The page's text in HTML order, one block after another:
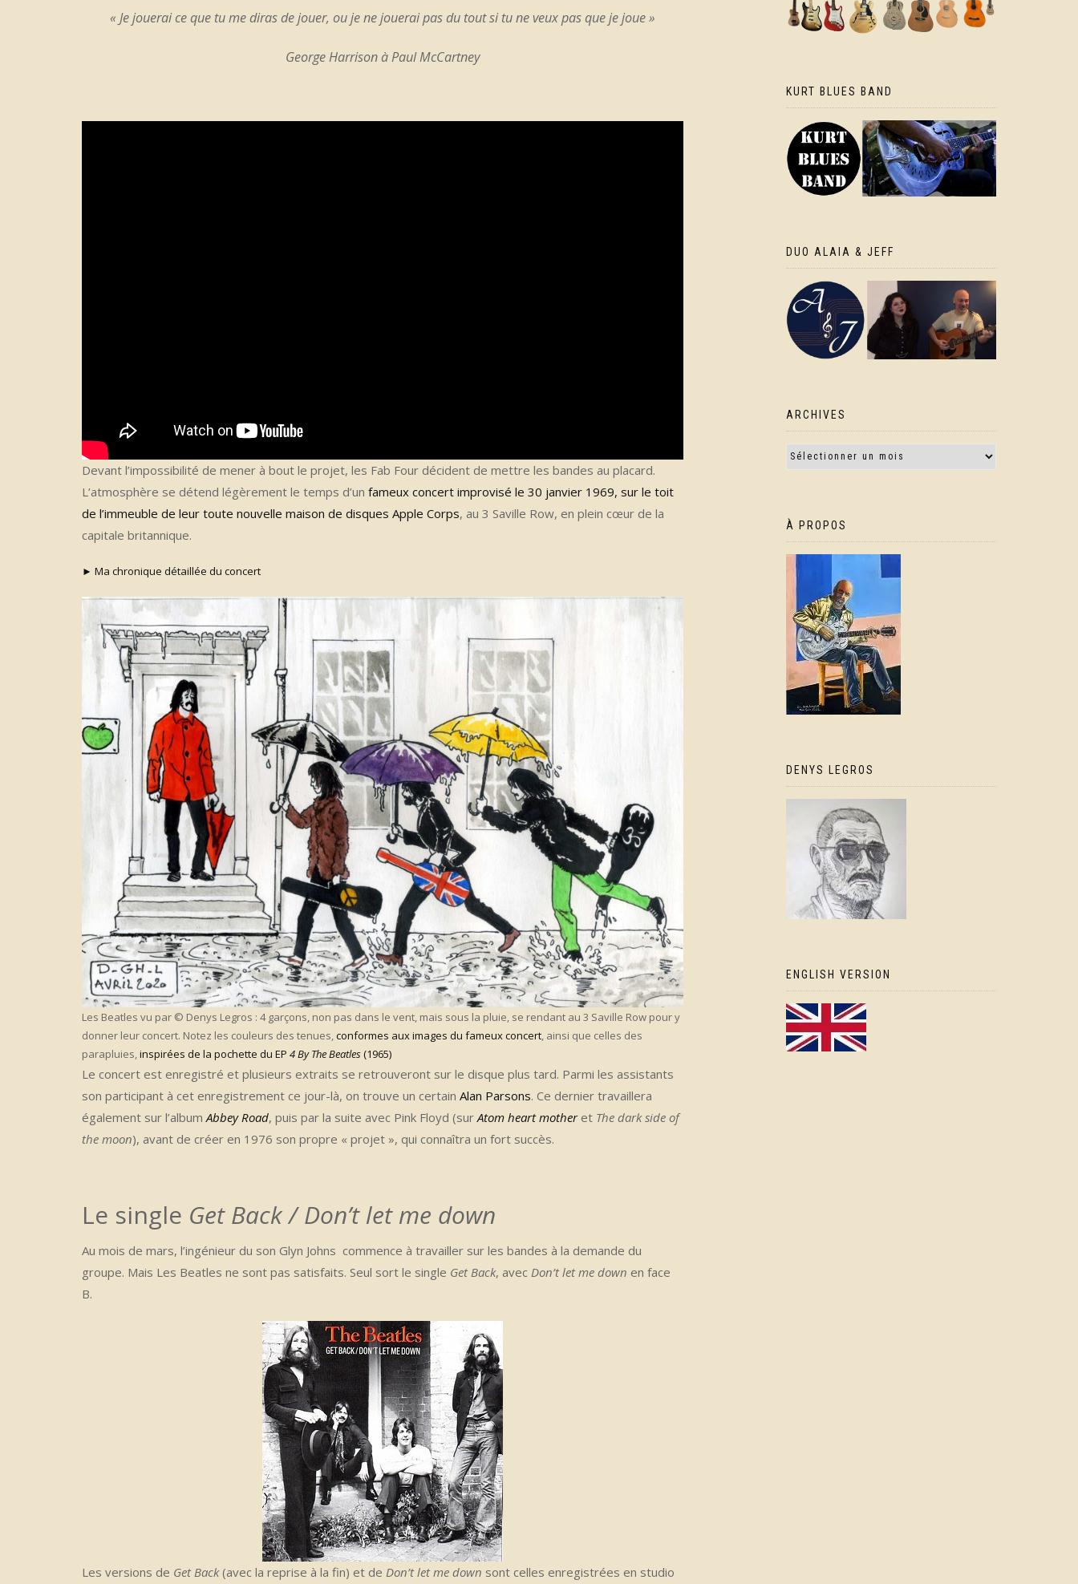
« Je jouerai ce que tu me diras de jouer, ou je ne jouerai pas du tout si tu ne veux pas que je joue »
George Harrison à Paul McCartney
Devant l’impossibilité de mener à bout le projet, les Fab Four décident de mettre les bandes au placard.
L’atmosphère se détend légèrement le temps d’un fameux concert improvisé le 30 janvier 1969, sur le toit
de l’immeuble de leur toute nouvelle maison de disques Apple Corps, au 3 Saville Row, en plein cœur de la
capitale britannique.
► Ma chronique détaillée du concert
Les Beatles vu par © Denys Legros : 4 garçons, non pas dans le vent, mais sous la pluie, se rendant au 3 Saville Row pour y
donner leur concert. Notez les couleurs des tenues,conformes aux images du fameux concert, ainsi que celles des
parapluies,inspirées de la pochette du EP 4 By The Beatles(1965)
Le concert est enregistré et plusieurs extraits se retrouveront sur le disque plus tard. Parmi les assistants
son participant à cet enregistrement ce jour-là, on trouve un certain Alan Parsons. Ce dernier travaillera
également sur l’album Abbey Road, puis par la suite avec Pink Floyd (sur Atom heart motheret The dark side of
the moon), avant de créer en 1976 son propre « projet », qui connaîtra un fort succès.
Le single Get Back / Don’t let me down
Au mois de mars, l’ingénieur du son Glyn Johns commence à travailler sur les bandes à la demande du
groupe. Mais Les Beatles ne sont pas satisfaits. Seul sort le single Get Back, avec Don’t let me down en face
B.
Les versions de Get Back(avec la reprise à la fin) et de Don’t let me down sont celles enregistrées en studio
KURT BLUES BAND
DUO ALAIA & JEFF
ARCHIVES
À PROPOS
DENYS LEGROS
ENGLISH VERSION